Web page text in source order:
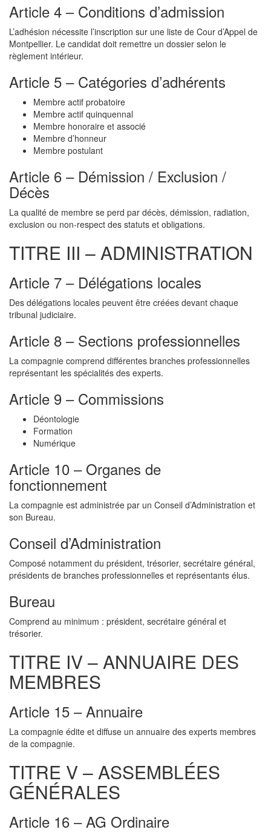
Article 4 – Conditions d’admission
L’adhésion nécessite l’inscription sur une liste de Cour d’Appel de
Montpellier. Le candidat doit remettre un dossier selon le
règlement intérieur.
Article 5 – Catégories d’adhérents
Membre actif probatoire
Membre actif quinquennal
Membre honoraire et associé
Membre d’honneur
Membre postulant
Article 6 – Démission / Exclusion /
Décès
La qualité de membre se perd par décès, démission, radiation,
exclusion ou non-respect des statuts et obligations.
TITRE III – ADMINISTRATION
Article 7 – Délégations locales
Des délégations locales peuvent être créées devant chaque
tribunal judiciaire.
Article 8 – Sections professionnelles
La compagnie comprend différentes branches professionnelles
représentant les spécialités des experts.
Article 9 – Commissions
Déontologie
Formation
Numérique
Article 10 – Organes de
fonctionnement
La compagnie est administrée par un Conseil d’Administration et
son Bureau.
Conseil d’Administration
Composé notamment du président, trésorier, secrétaire général,
présidents de branches professionnelles et représentants élus.
Bureau
Comprend au minimum : président, secrétaire général et
trésorier.
TITRE IV – ANNUAIRE DES
MEMBRES
Article 15 – Annuaire
La compagnie édite et diffuse un annuaire des experts membres
de la compagnie.
TITRE V – ASSEMBLÉES
GÉNÉRALES
Article 16 – AG Ordinaire